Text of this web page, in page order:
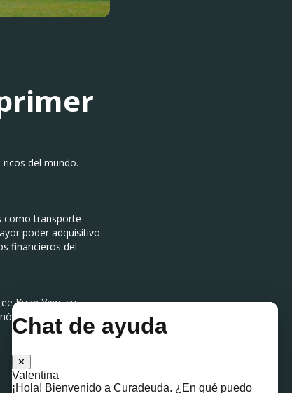
del mundo.
como transporte
poder adquisitivo
financieros del
Kuan Yew, su